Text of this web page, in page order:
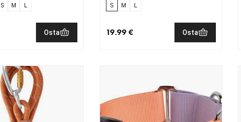
S M L
Osta
S M L
19.99 € Osta